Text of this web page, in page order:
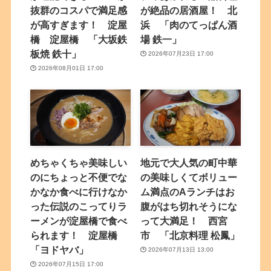
抜群のコスパで満足感
が高すぎます！ 淀屋
橋 淀屋橋 「大坂鉄
板焼 鉄十」
2026年08月01日 17:00
が絶品の居酒屋！ 北
浜 「肉のてっぱん酒
場 鉄一」
2026年07月23日 17:00
めちゃくちゃ美味しい
のにちょっと不便でな
かなか食べに行けなか
った伝説のこってりラ
ーメンが淀屋橋で食べ
られます！ 淀屋橋
「ヨドヤバ」
2026年07月15日 17:00
地元で大人気の町中華
の美味しくてボリュー
ム満点のAランチはお
腹がはち切れそうにな
って大満足！ 西宮
市 「北京料理 松鳳」
2026年07月13日 13:00